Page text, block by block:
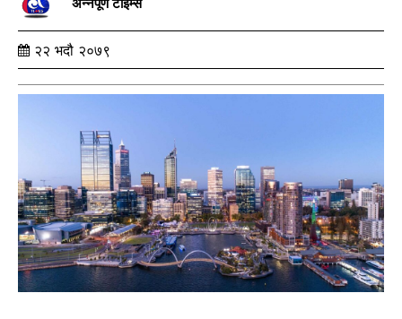
अन्नपूर्ण टाइम्स
२२ भदौ २०७९